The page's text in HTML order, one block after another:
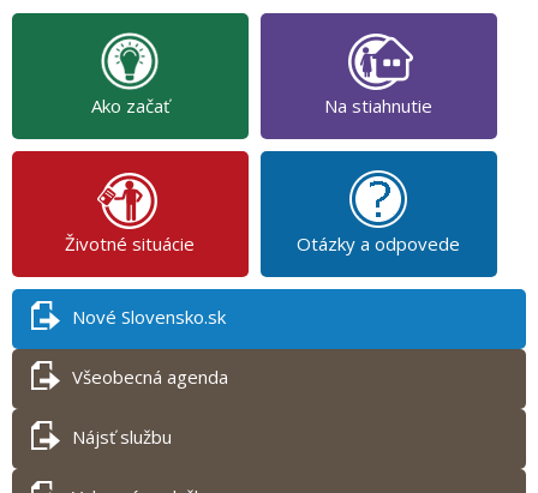
Ako začať Na stiahnutie
Životné situácie Otázky a odpovede
Nové Slovensko.sk
Všeobecná agenda
Nájsť službu